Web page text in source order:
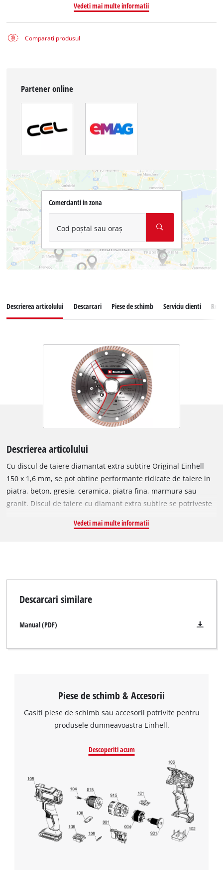
Vedeti mai multe informatii
Comparati produsul
Partener online
Comercianti in zona
Cod poștal sau oraș
Descrierea articolului Descarcari Piese de schimb Serviciu clienti
Descrierea articolului
Cu discul de taiere diamantat extra subtire Original Einhell
150 x 1,6 mm, se pot obtine performante ridicate de taiere in
piatra, beton, gresie, ceramica, piatra fina, marmura sau
granit. Discul de taiere cu diamant extra subtire se potriveste
disponibile in comert si a fost dezvoltat special pentru
circumferentiala maxima de 80 m/s.
Vedeti mai multe informatii
Descarcari similare
Manual (PDF)
Piese de schimb & Accesorii
Gasiti piese de schimb sau accesorii potrivite pentru
produsele dumneavoastra Einhell.
Descoperiti acum